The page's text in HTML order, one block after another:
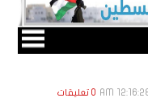
0 تعليقات